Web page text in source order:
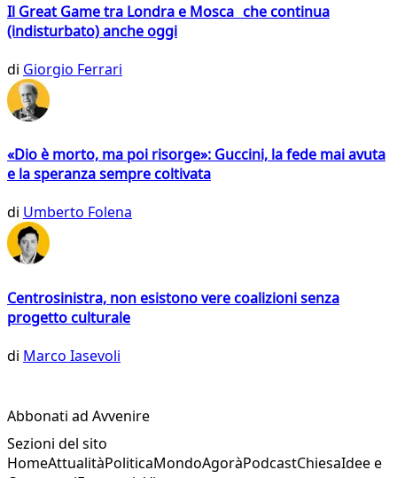
Il Great Game tra Londra e Mosca che continua
(indisturbato) anche oggi
di Giorgio Ferrari
«Dio è morto, ma poi risorge»: Guccini, la fede mai avuta
e la speranza sempre coltivata
di Umberto Folena
Centrosinistra, non esistono vere coalizioni senza
progetto culturale
di Marco Iasevoli
Abbonati ad Avvenire
Sezioni del sito
HomeAttualitàPoliticaMondoAgoràPodcastChiesaIdee e